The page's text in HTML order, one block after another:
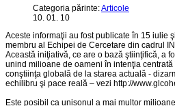
Categoria părinte:Articole
10. 01. 10
Aceste informaţii au fost publicate în 15 iulie
membru al Echipei de Cercetare din cadrul
Această iniţiativă, ce are o bază ştiinţifică, a
unind milioane de oameni în intenţia
conştiinţa globală de la starea actuală -
echilibru şi pace reală – vezi http://
Este posibil ca unisonul a mai multor